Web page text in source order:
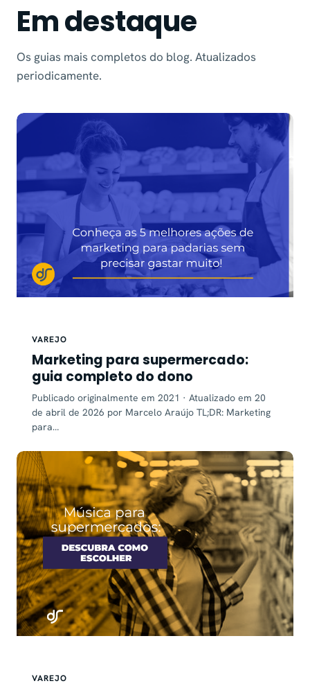
Em destaque
Os guias mais completos do blog. Atualizados
periodicamente.
VAREJO
Marketing para supermercado:
guia completo do dono
Publicado originalmente em 2021 · Atualizado em 20
de abril de 2026 por Marcelo Araújo TL;DR: Marketing
para…
VAREJO